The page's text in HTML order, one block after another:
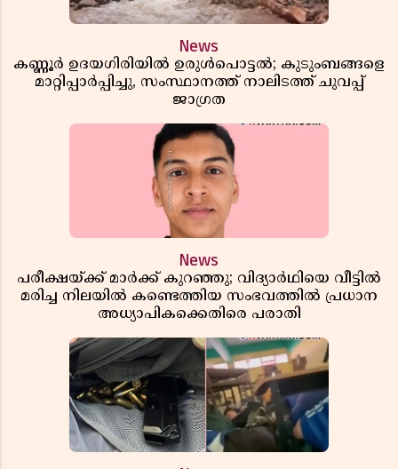
News
കണ്ണൂർ ഉദയഗിരിയിൽ ഉരുൾപൊട്ടൽ; കുടുംബങ്ങളെ
മാറ്റിപ്പാർപ്പിച്ചു, സംസ്ഥാനത്ത് നാലിടത്ത് ചുവപ്പ്
ജാഗ്രത
News
പരീക്ഷയ്ക്ക് മാർക്ക് കുറഞ്ഞു; വിദ്യാർഥിയെ വീട്ടിൽ
മരിച്ച നിലയിൽ കണ്ടെത്തിയ സംഭവത്തിൽ പ്രധാന
അധ്യാപികക്കെതിരെ പരാതി